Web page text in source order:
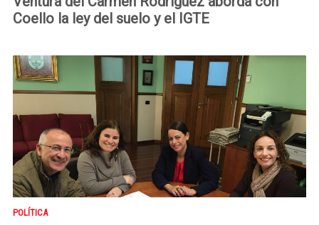
Coello la ley del suelo y el IGTE
POLÍTICA